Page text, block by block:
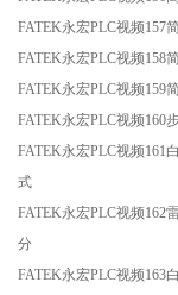
FATEK永宏PLC视频157
FATEK永宏PLC视频158
FATEK永宏PLC视频159
FATEK永宏PLC视频160
FATEK永宏PLC视频161
式
FATEK永宏PLC视频162
分
FATEK永宏PLC视频163